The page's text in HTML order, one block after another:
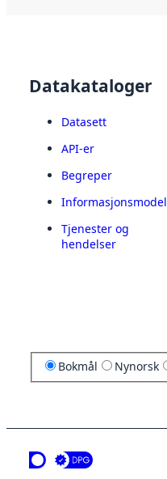
Datakataloger
Datasett
API-er
Begreper
Tjenester og
hendelser
Bokmål Nynorsk